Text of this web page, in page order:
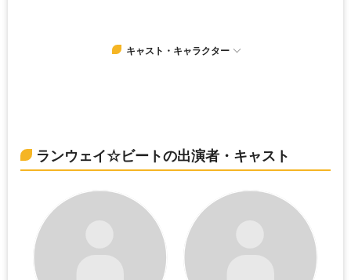
キャスト・キャラクター
ランウェイ☆ビートの出演者・キャスト